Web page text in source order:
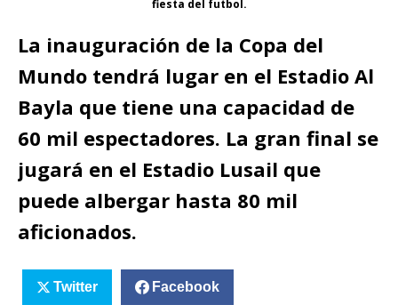
fiesta del futbol.
La inauguración de la Copa del
Mundo tendrá lugar en el Estadio Al
Bayla que tiene una capacidad de
60 mil espectadores. La gran final se
jugará en el Estadio Lusail que
puede albergar hasta 80 mil
aficionados.
Twitter Facebook